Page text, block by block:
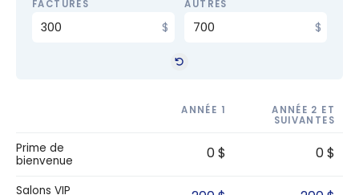
FACTURES AUTRES
ANNÉE 1
ANNÉE 2 ET
SUIVANTES
Prime de
bienvenue
0 $ 0 $
Salons VIP